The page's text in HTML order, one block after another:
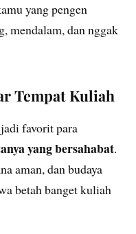
yang pengen
mendalam, dan nggak
Tempat Kuliah
favorit para
yang bersahabat.
aman, dan budaya
betah banget kuliah